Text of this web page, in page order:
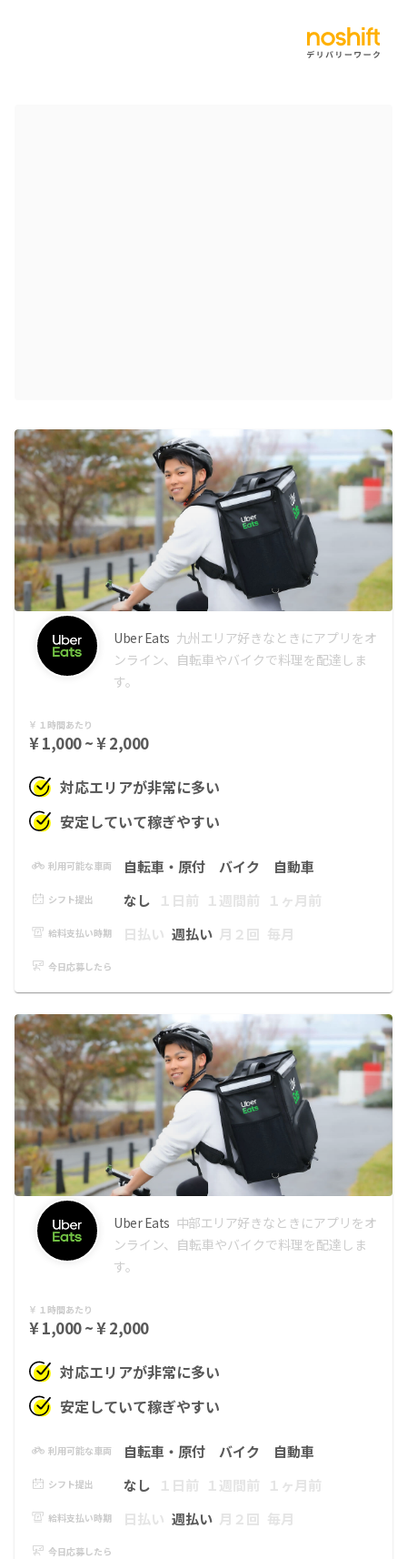
Uber Eats 九州エリア好きなときにアプリをオ
ンライン、自転車やバイクで料理を配達しま
す。
１時間あたり
¥ 1,000 ~ ¥ 2,000
対応エリアが非常に多い
安定していて稼ぎやすい
利用可能な車両 自転車・原付 バイク 自動車
シフト提出 なし １日前 １週間前 １ヶ月前
給料支払い時期 日払い 週払い 月２回 毎月
今日応募したら
Uber Eats 中部エリア好きなときにアプリをオ
ンライン、自転車やバイクで料理を配達しま
す。
１時間あたり
¥ 1,000 ~ ¥ 2,000
対応エリアが非常に多い
安定していて稼ぎやすい
利用可能な車両 自転車・原付 バイク 自動車
シフト提出 なし １日前 １週間前 １ヶ月前
給料支払い時期 日払い 週払い 月２回 毎月
今日応募したら